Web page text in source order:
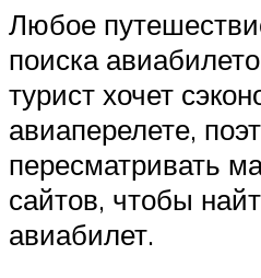
Любое
поиска
турист хочет
авиаперелете,
пересматривать
сайтов, чтобы
авиабилет.